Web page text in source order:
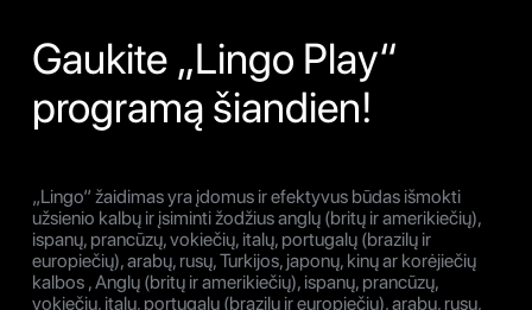
Gaukite „Lingo Play“
programą šiandien!
„Lingo“ žaidimas yra įdomus ir efektyvus būdas išmokti
užsienio kalbų ir įsiminti žodžius anglų (britų ir amerikiečių),
ispanų, prancūzų, vokiečių, italų, portugalų (brazilų ir
europiečių), arabų, rusų, Turkijos, japonų, kinų ar korėjiečių
kalbos , Anglų (britų ir amerikiečių), ispanų, prancūzų,
vokiečių, italų, portugalų (brazilų ir europiečių), arabų, rusų,